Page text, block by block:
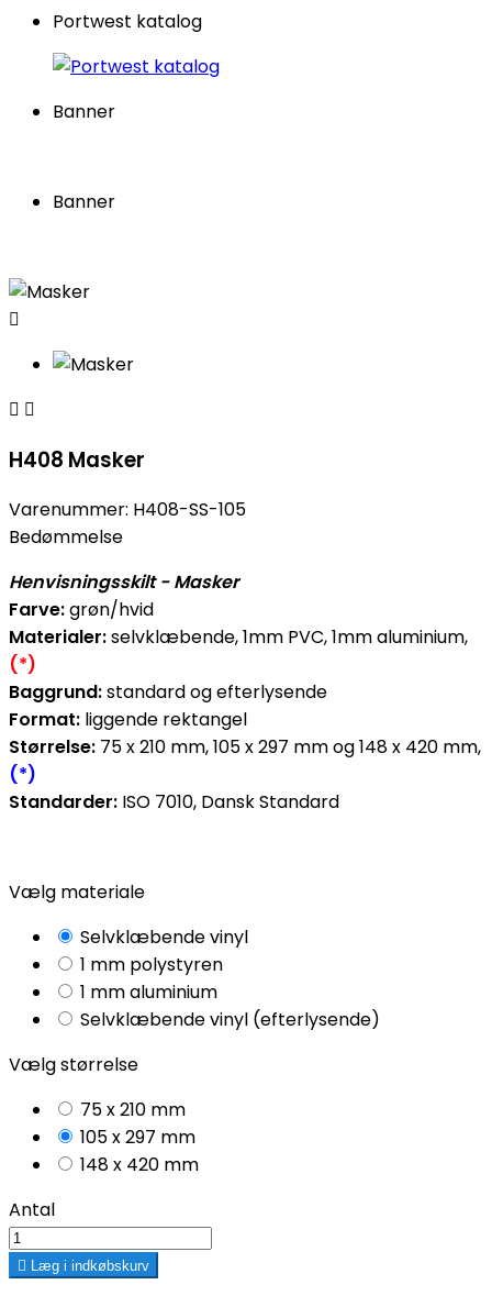
Portwest katalog
Banner
Banner

 
H408 Masker
Varenummer: H408-SS-105
Bedømmelse
Henvisningsskilt - Masker
Farve:grøn/hvid
Materialer:selvklæbende, 1mm PVC, 1mm aluminium,
(*)
Baggrund:standard og efterlysende
Format: liggende rektangel
Størrelse: 75 x 210 mm, 105 x 297 mm og 148 x 420 mm,
(*)
Standarder: ISO 7010, Dansk Standard
Vælg materiale
Selvklæbende vinyl
1 mm polystyren
1 mm aluminium
Selvklæbende vinyl (efterlysende)
Vælg størrelse
75 x 210 mm
105 x 297 mm
148 x 420 mm
Antal
 Læg i indkøbskurv